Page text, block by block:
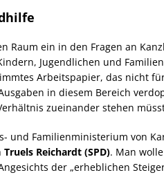
Raum ein in den Fragen an
Jugendlichen und
Arbeitspapier, das nicht
in diesem Bereich
zueinander stehen
und Familienministerium von
Truels Reichardt (SPD). Man
der „erheblichen